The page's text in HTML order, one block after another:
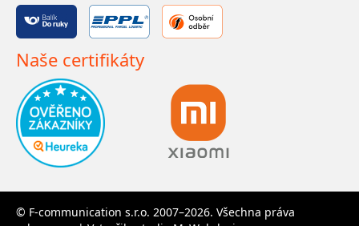
Naše certifikáty
© F-communication s.r.o. 2007–2026. Všechna práva